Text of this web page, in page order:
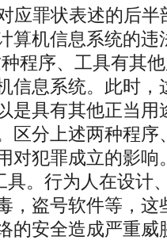
应罪状表述的后半
算机信息系统的违
程序、工具有其
信息系统。此时，
是具有其他正当用
区分上述两种程序
对犯罪成立的影响
具。行为人在设计
，盗号软件等，这
的安全造成严重威